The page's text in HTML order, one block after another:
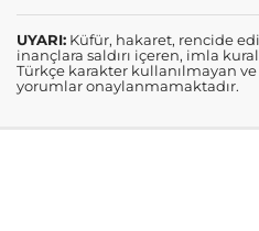
UYARI: Küfür, hakaret, rencide
inançlara saldırı içeren, imla
Türkçe karakter kullanılmayan
yorumlar onaylanmamaktadır.